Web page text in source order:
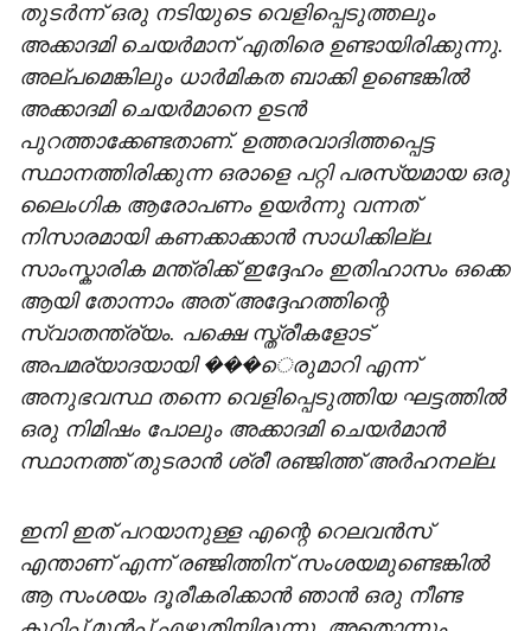
തുടർന്ന് ഒരു നടിയുടെ വെളിപ്പെടുത്തലും
അക്കാദമി ചെയർമാന് എതിരെ ഉണ്ടായിരിക്കുന്നു.
അല്പമെങ്കിലും ധാർമികത ബാക്കി ഉണ്ടെങ്കിൽ
അക്കാദമി ചെയർമാനെ ഉടൻ
പുറത്താക്കേണ്ടതാണ്. ഉത്തരവാദിത്തപ്പെട്ട
സ്ഥാനത്തിരിക്കുന്ന ഒരാളെ പറ്റി പരസ്യമായ ഒരു
ലൈംഗിക ആരോപണം ഉയർന്നു വന്നത്
നിസാരമായി കണക്കാക്കാൻ സാധിക്കില്ല.
സാംസ്കാരിക മന്ത്രിക്ക് ഇദ്ദേഹം ഇതിഹാസം ഒക്കെ
ആയി തോന്നാം അത് അദ്ദേഹത്തിന്റെ
സ്വാതന്ത്ര്യം. പക്ഷെ സ്ത്രീകളോട്
അപമര്യാദയായി ���െരുമാറി എന്ന്
അനുഭവസ്ഥ തന്നെ വെളിപ്പെടുത്തിയ ഘട്ടത്തിൽ
ഒരു നിമിഷം പോലും അക്കാദമി ചെയർമാൻ
സ്ഥാനത്ത് തുടരാൻ ശ്രീ രഞ്ജിത്ത് അർഹനല്ല.
ഇനി ഇത് പറയാനുള്ള എന്റെ റെലവൻസ്‌
എന്താണ് എന്ന് രഞ്ജിത്തിന് സംശയമുണ്ടെങ്കിൽ
ആ സംശയം ദൂരീകരിക്കാൻ ഞാൻ ഒരു നീണ്ട